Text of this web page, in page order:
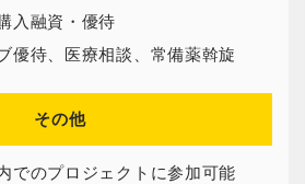
入融資・優待
優待、医療相談、常備薬斡旋
その他
でのプロジェクトに参加可能